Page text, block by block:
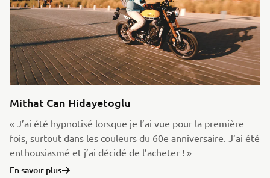
Mithat Can Hidayetoglu
« J’ai été hypnotisé lorsque je l’ai vue pour la première
fois, surtout dans les couleurs du 60e anniversaire. J’ai été
enthousiasmé et j’ai décidé de l’acheter ! »
En savoir plus